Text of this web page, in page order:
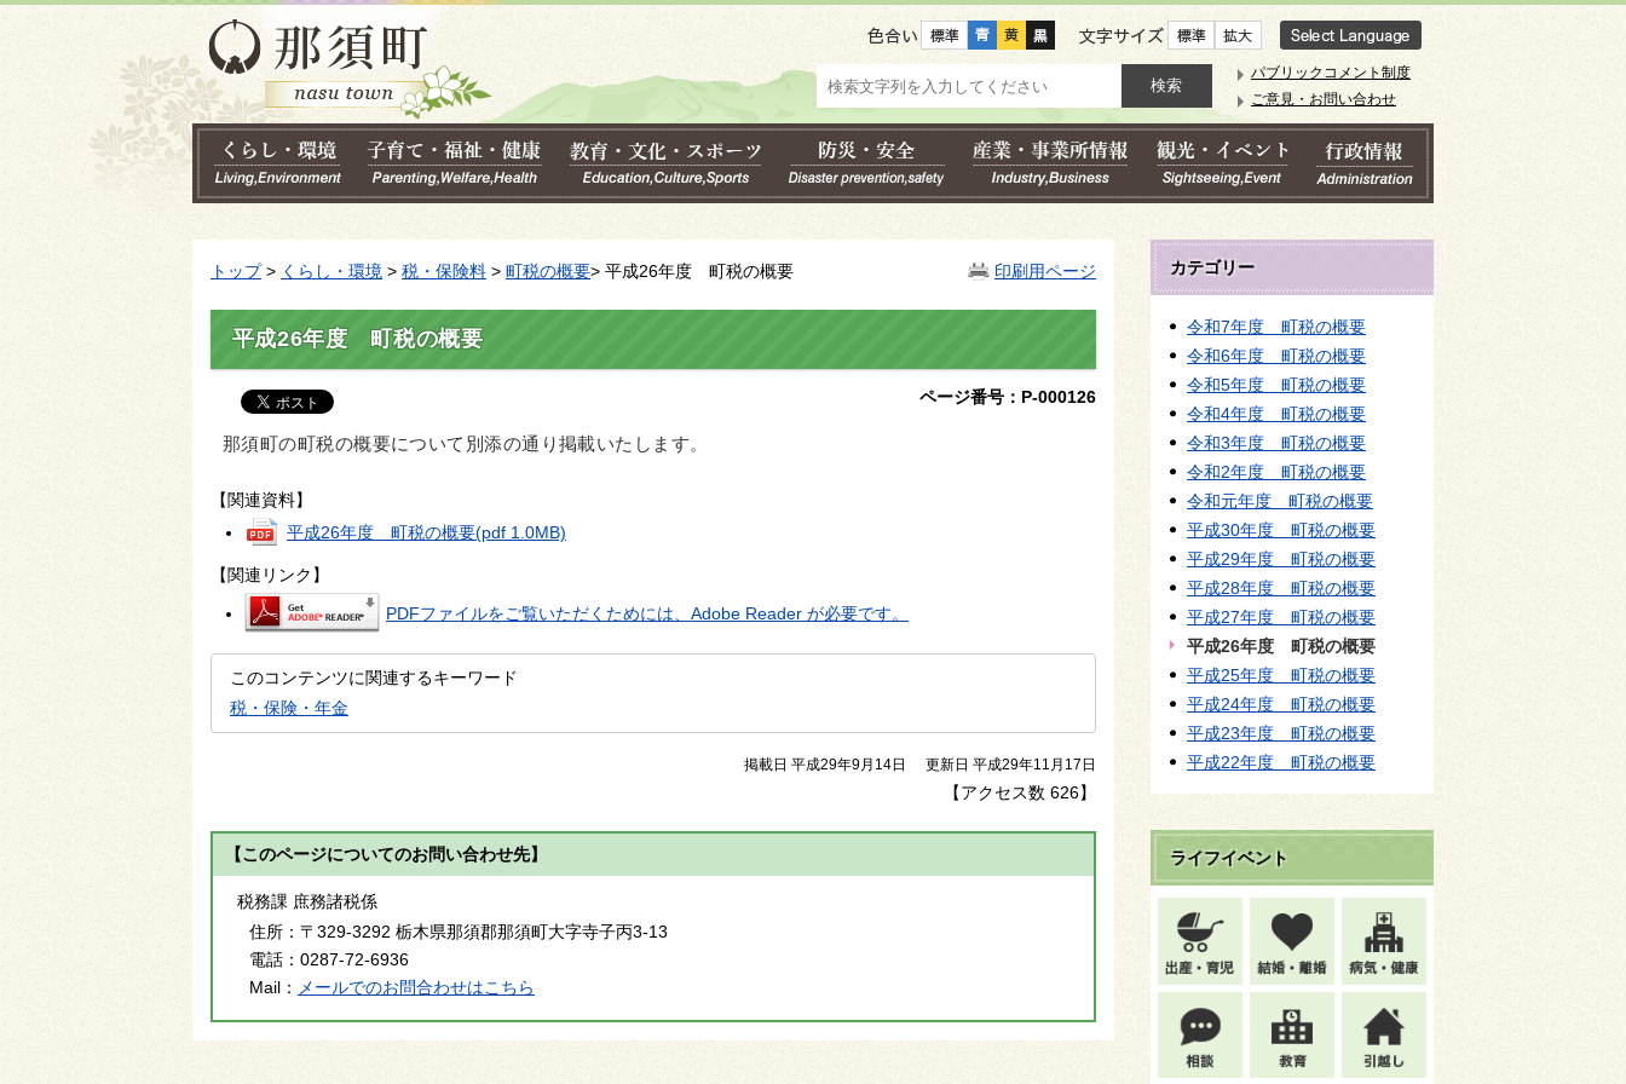
色合い 文字サイズ
パブリックコメント制度
ご意見・お問い合わせ
印刷用ページ
トップ> くらし・環境 > 税・保険料 > 町税の概要> 平成26年度 町税の概要
平成26年度 町税の概要
ページ番号：P-000126
那須町の町税の概要について別添の通り掲載いたします。
【関連資料】
平成26年度 町税の概要(pdf 1.0MB)
【関連リンク】
PDFファイルをご覧いただくためには、Adobe Reader が必要です。
このコンテンツに関連するキーワード
税・保険・年金
掲載日 平成29年9月14日 更新日 平成29年11月17日
【アクセス数 626】
【このページについてのお問い合わせ先】
税務課 庶務諸税係
住所： 〒329-3292 栃木県那須郡那須町大字寺子丙3-13
電話： 0287-72-6936
Mail：
メールでのお問合わせはこちら
カテゴリー
令和7年度 町税の概要
令和6年度 町税の概要
令和5年度 町税の概要
令和4年度 町税の概要
令和3年度 町税の概要
令和2年度 町税の概要
令和元年度 町税の概要
平成30年度 町税の概要
平成29年度 町税の概要
平成28年度 町税の概要
平成27年度 町税の概要
平成26年度 町税の概要
平成25年度 町税の概要
平成24年度 町税の概要
平成23年度 町税の概要
平成22年度 町税の概要
ライフイベント